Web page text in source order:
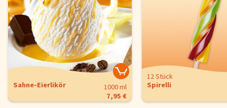
Sahne-Eierlikör
1000 ml
7,95 €
12 Stück
Spirelli